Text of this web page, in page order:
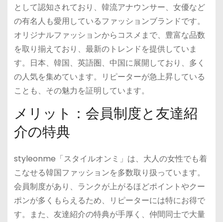
として認知されており、韓流アナウンサー、女優など
の有名人も愛用しているファッションブランドです。
オリジナルファッションからコスメまで、豊富な品数
を取り揃えており、最新のトレンドを提供していま
す。日本、韓国、英語圏、中国に展開しており、多く
の人気を集めています。リピーターが急上昇している
ことも、その魅力を証明しています。
メリット：会員制度と友達紹
介の特典
styleonme「スタイルオンミ」は、大人の女性でも着
こなせる韓国ファッションを多数取り扱っています。
会員制度があり、ランクが上がるほどポイントやクー
ポンが多くもらえるため、リピーターには特にお得で
す。また、友達紹介の特典が手厚く、仲間同士で大量